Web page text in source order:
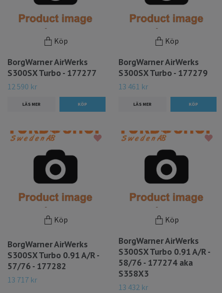
Köp
BorgWarner AirWerks
S300SX Turbo - 177277
12 590 kr
LÄS MER
Köp
BorgWarner AirWerks
S300SX Turbo - 177279
13 461 kr
LÄS MER
Köp
BorgWarner AirWerks
S300SX Turbo 0.91 A/R -
57/76 - 177282
13 717 kr
Köp
BorgWarner AirWerks
S300SX Turbo 0.91 A/R -
58/76 - 177274 aka
S358X3
13 432 kr